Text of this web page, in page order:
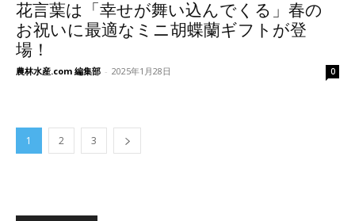
花言葉は「幸せが舞い込んでくる」春の
お祝いに最適なミニ胡蝶蘭ギフトが登
場！
農林水産.com 編集部 - 2025年1月28日 0
1 2 3